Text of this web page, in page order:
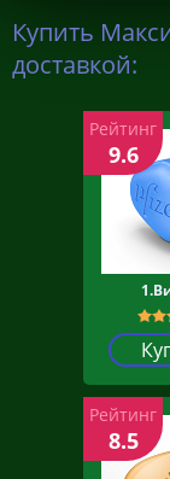
Купить
доставкой:
Рейтинг
9.6
Рейтинг
8.5